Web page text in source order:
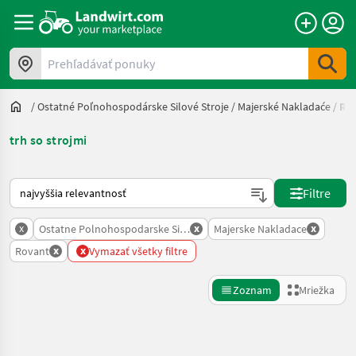
Prehľadávať ponuky
/Ostatné Poľnohospodárske Silové Stroje / Majerské Nakladaće /
trh so strojmi
Takto sa vykonáva triedenie na Landwirt.com
Filtre
x Ostatne Polnohospodarske Silove Stroje
x Majerske Nakladace x
Rovant x x Vymazať všetky filtre
Zoznam Mriežka